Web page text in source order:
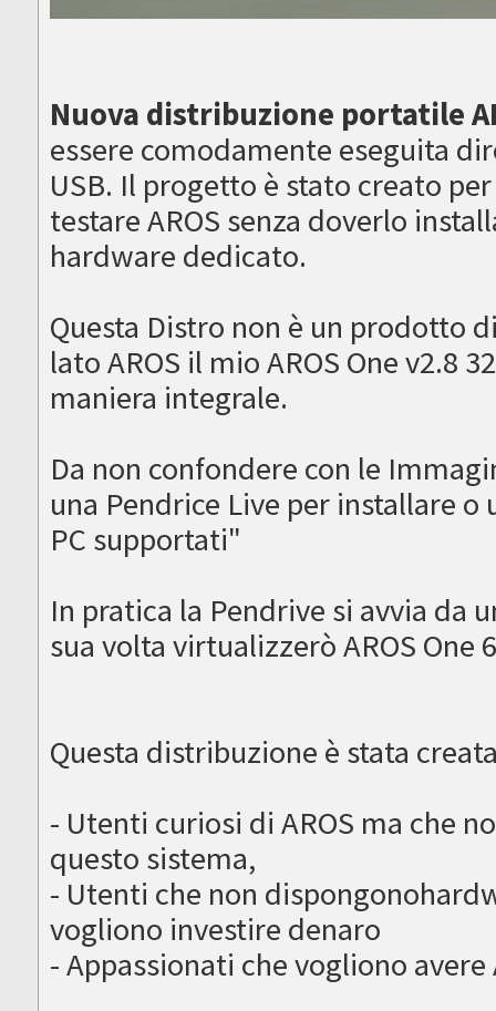
Nuova distribuzione portatile
essere comodamente eseguita
USB. Il progetto è stato creato
testare AROS senza doverlo
hardware dedicato.
Questa Distro non è un prodotto
lato AROS il mio AROS One v2.8
maniera integrale.
Da non confondere con le
una Pendrice Live per installare o
PC supportati"
In pratica la Pendrive si avvia da
sua volta virtualizzerò AROS One
Questa distribuzione è stata
- Utenti curiosi di AROS ma che
questo sistema,
- Utenti che non
vogliono investire denaro
- Appassionati che vogliono